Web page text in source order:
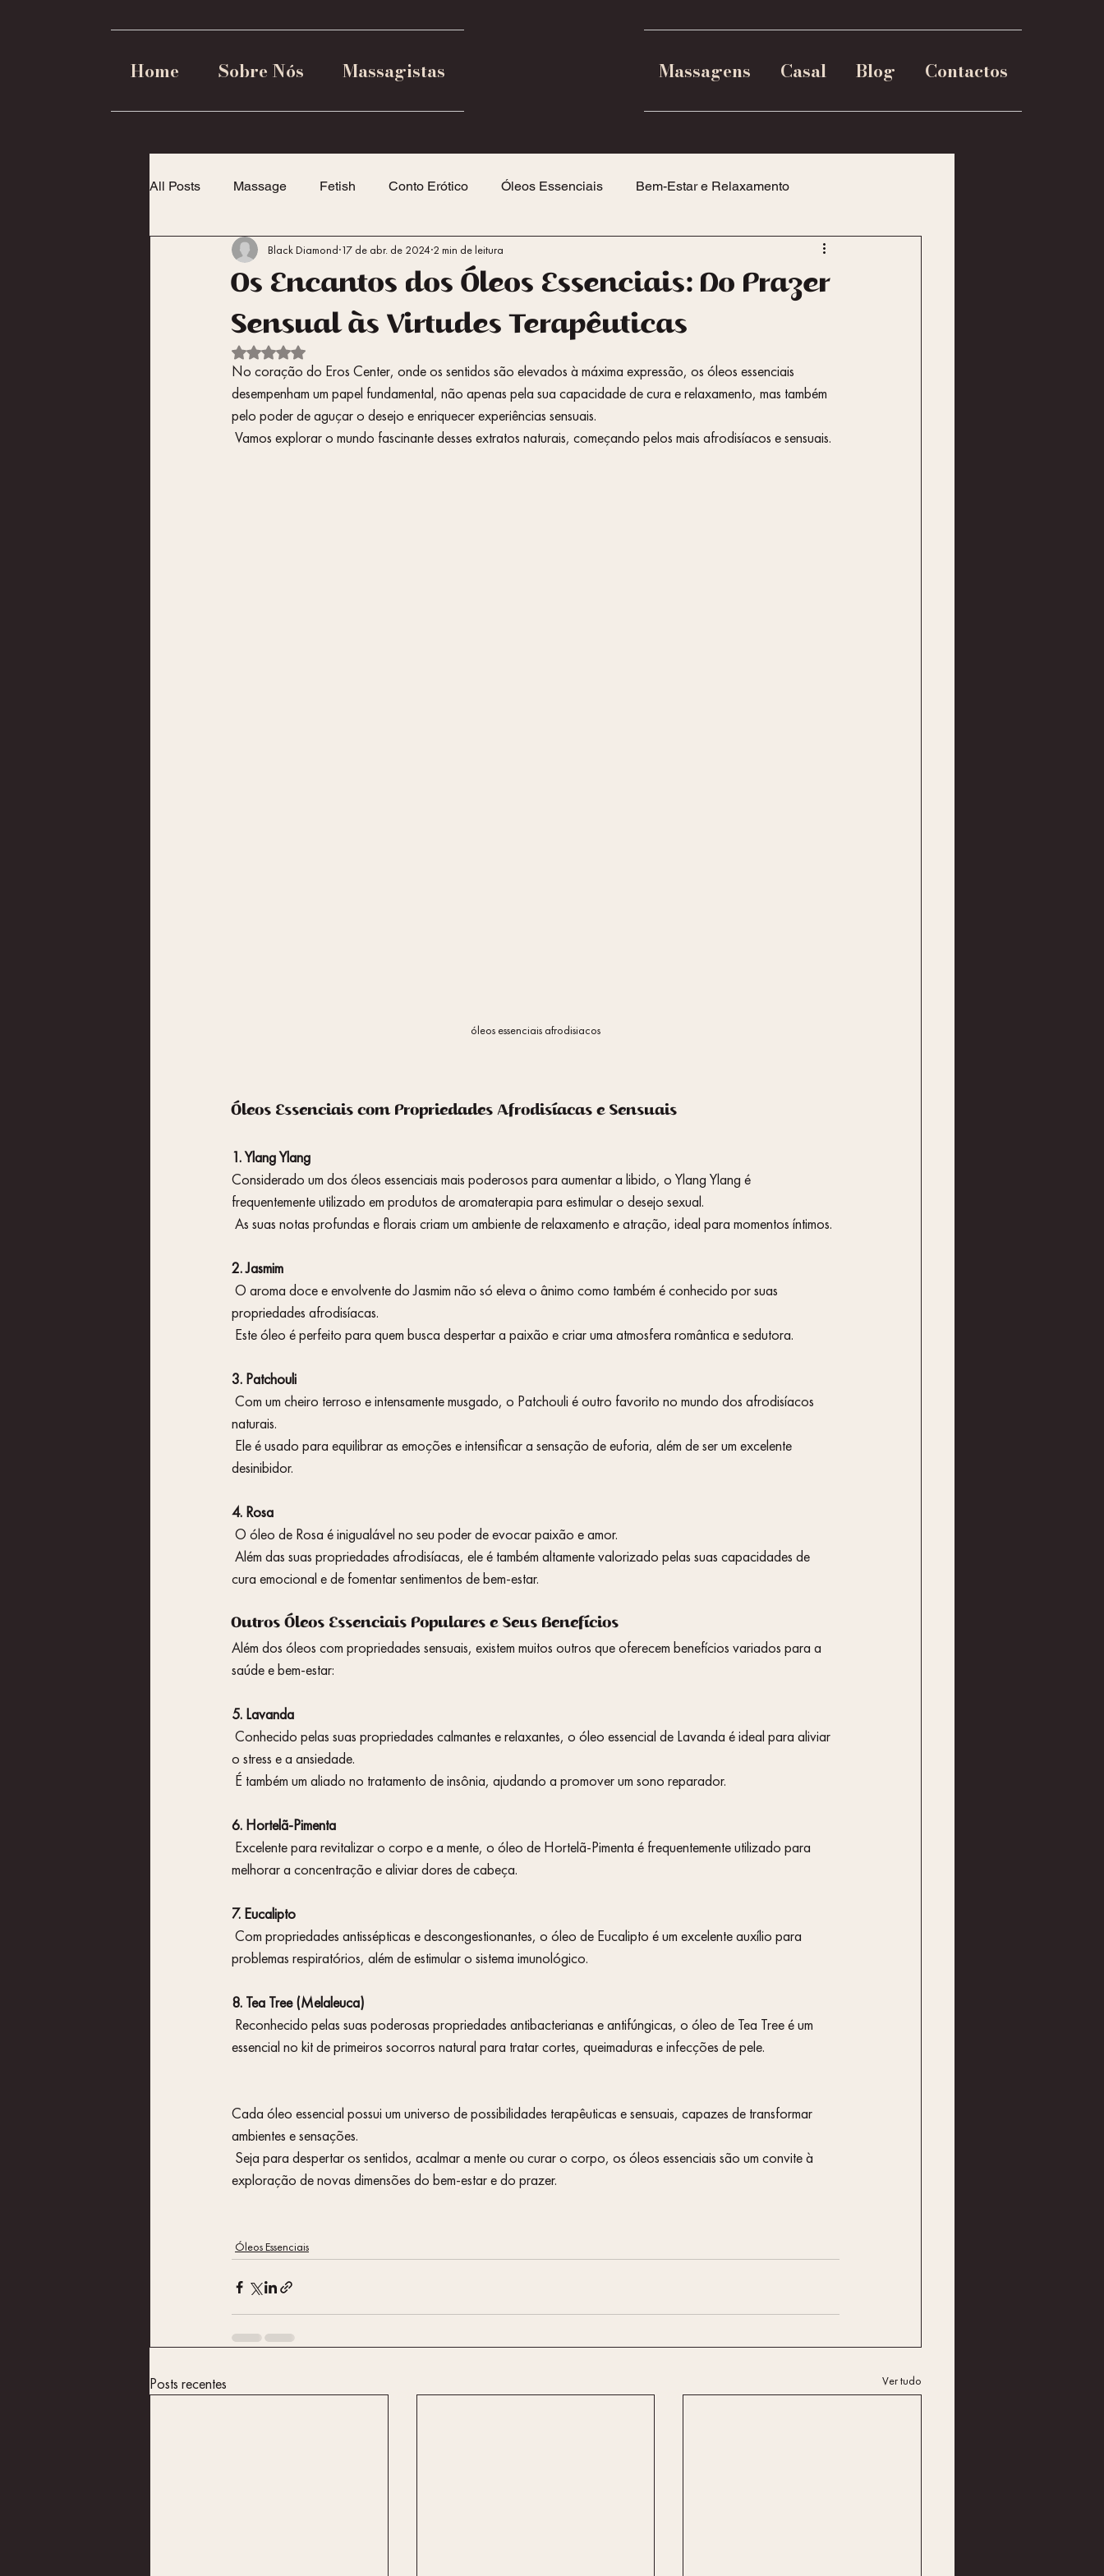
Home Sobre Nós Massagistas Massagens Casal Blog Contactos
All Posts Massage Fetish Conto Erótico Óleos Essenciais Bem-Estar e Relaxamento
Dicas para Casais Empoderamento Feminino
Os Encantos dos Óleos Essenciais: Do Prazer
Sensual às Virtudes Terapêuticas
Black Diamond 17 de abr. de 2024 2 min de leitura
Avaliado com NaN de 5 estrelas.
No coração do Eros Center, onde os sentidos são elevados à máxima expressão, os óleos essenciais
desempenham um papel fundamental, não apenas pela sua capacidade de cura e relaxamento, mas também
pelo poder de aguçar o desejo e enriquecer experiências sensuais.
Vamos explorar o mundo fascinante desses extratos naturais, começando pelos mais afrodisíacos e sensuais.
óleos essenciais afrodisiacos
Óleos Essenciais com Propriedades Afrodisíacas e Sensuais
1. Ylang Ylang
Considerado um dos óleos essenciais mais poderosos para aumentar a libido, o Ylang Ylang é
frequentemente utilizado em produtos de aromaterapia para estimular o desejo sexual.
As suas notas profundas e florais criam um ambiente de relaxamento e atração, ideal para momentos íntimos.
2. Jasmim
propriedades afrodisíacas.
Este óleo é perfeito para quem busca despertar a paixão e criar uma atmosfera romântica e sedutora.
3. Patchouli
naturais.
desinibidor.
4. Rosa
O óleo de Rosa é inigualável no seu poder de evocar paixão e amor.
cura emocional e de fomentar sentimentos de bem-estar.
Outros Óleos Essenciais Populares e Seus Benefícios
Além dos óleos com propriedades sensuais, existem muitos outros que oferecem benefícios variados para a
saúde e bem-estar:
5. Lavanda
o stress e a ansiedade.
É também um aliado no tratamento de insônia, ajudando a promover um sono reparador.
6. Hortelã-Pimenta
melhorar a concentração e aliviar dores de cabeça.
7. Eucalipto
problemas respiratórios, além de estimular o sistema imunológico.
8. Tea Tree (Melaleuca)
essencial no kit de primeiros socorros natural para tratar cortes, queimaduras e infecções de pele.
Cada óleo essencial possui um universo de possibilidades terapêuticas e sensuais, capazes de transformar
ambientes e sensações.
exploração de novas dimensões do bem-estar e do prazer.
Óleos Essenciais
Posts recentes Ver tudo